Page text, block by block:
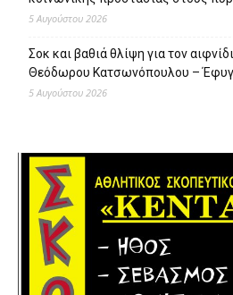
5 Αυγούστου 2026
Σοκ και βαθιά θλίψη για τον
Θεόδωρου Κατσωνόπουλου –
5 Αυγούστου 2026